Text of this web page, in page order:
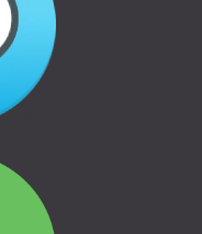
BĒRNIEM
UN